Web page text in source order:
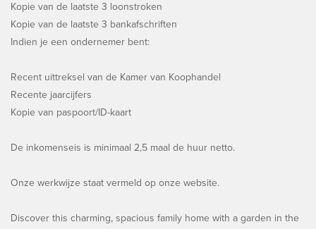
Kopie van de laatste 3 loonstroken
Kopie van de laatste 3 bankafschriften
Indien je een ondernemer bent:
Recent uittreksel van de Kamer van Koophandel
Recente jaarcijfers
Kopie van paspoort/ID-kaart
De inkomenseis is minimaal 2,5 maal de huur netto.
Onze werkwijze staat vermeld op onze website.
Discover this charming, spacious family home with a garden in the